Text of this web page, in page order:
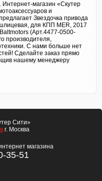
магазин «Скутер
и
Звездочка привода
для КПП MER, 2017
(Арт.4477-0500-
производителя,
С нами больше нет
Сделайте заказ прямо
нашему менеджеру
Сити»
г. Москва
магазина
35-51